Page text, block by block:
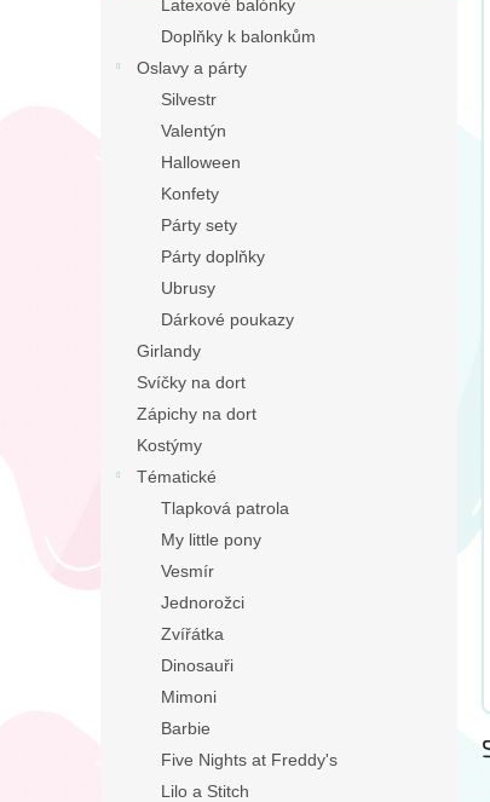
Latexové balónky
Doplňky k balonkům
Oslavy a párty
Silvestr
Valentýn
Halloween
Konfety
Párty sety
Párty doplňky
Ubrusy
Dárkové poukazy
Girlandy
Svíčky na dort
Zápichy na dort
Kostýmy
Tématické
Tlapková patrola
My little pony
Vesmír
Jednorožci
Zvířátka
Dinosauři
Mimoni
Barbie
Five Nights at Freddy's
Lilo a Stitch